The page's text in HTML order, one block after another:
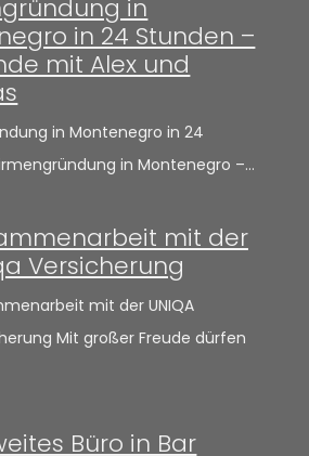
in
in 24 Stunden –
mit Alex und
in Montenegro in 24
in Montenegro –…
mit der
Versicherung
mit der UNIQA
Mit großer Freude dürfen
Büro in Bar